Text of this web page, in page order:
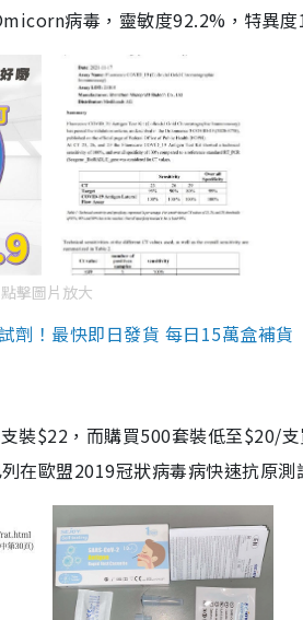
病毒，靈敏度92.2%，特異度
點擊圖片放大
劑！最快即日發貨 每日15萬盒補貨
裝$22，而購買500套裝低至$20/
在歐盟2019冠狀病毒病快速抗原測